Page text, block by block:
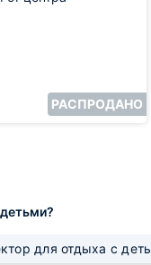
РАСПРОДАНО
для отдыха с